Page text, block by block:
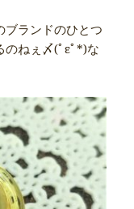
ブランドのひとつ
のねぇ〆(ﾟεﾟ*)な